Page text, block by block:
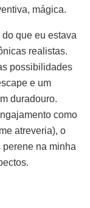
mágica.
que eu estava
realistas.
possibilidades
e um
duradouro.
como
atreveria), o
perene na minha